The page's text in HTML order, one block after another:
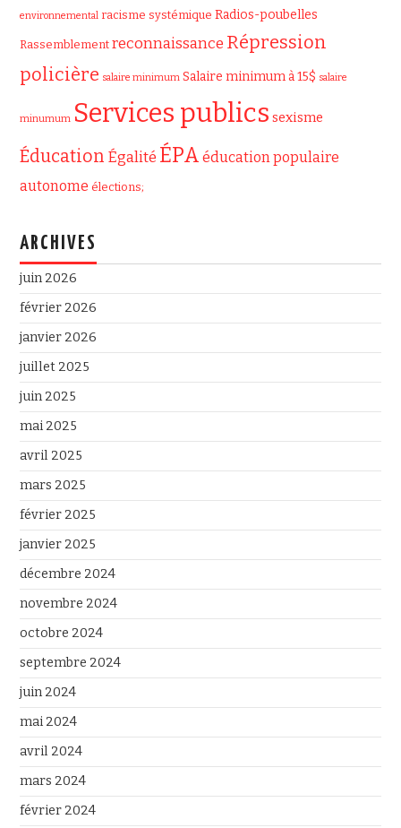
environnemental racisme systémique Radios-poubelles
Rassemblement reconnaissance Répression
policière salaire minimum Salaire minimum à 15$ salaire
minumum Services publics sexisme
Éducation Égalité ÉPA éducation populaire
autonome élections;
ARCHIVES
juin 2026
février 2026
janvier 2026
juillet 2025
juin 2025
mai 2025
avril 2025
mars 2025
février 2025
janvier 2025
décembre 2024
novembre 2024
octobre 2024
septembre 2024
juin 2024
mai 2024
avril 2024
mars 2024
février 2024